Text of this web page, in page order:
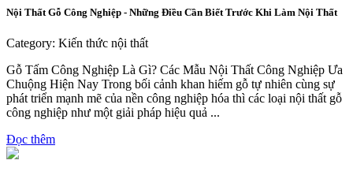
Nội Thất Gỗ Công Nghiệp - Những Điều Cần Biết Trước Khi Làm Nội Thất
Category: Kiến thức nội thất
Gỗ Tấm Công Nghiệp Là Gì? Các Mẫu Nội Thất Công Nghiệp Ưa
Chuộng Hiện Nay Trong bối cảnh khan hiếm gỗ tự nhiên cùng sự
phát triển mạnh mẽ của nền công nghiệp hóa thì các loại nội thất gỗ
công nghiệp như một giải pháp hiệu quả ...
Đọc thêm